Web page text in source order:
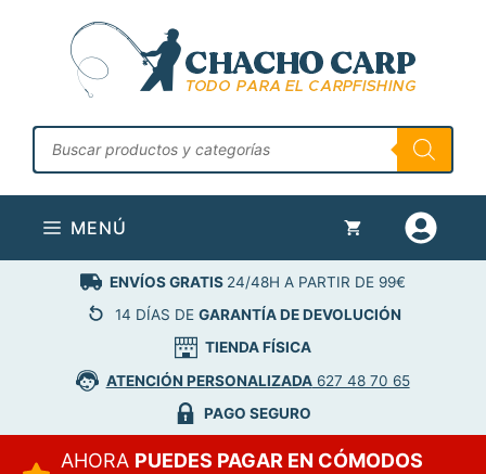
contenido
Búsqueda
de
productos
MENÚ
ENVÍOS GRATIS 24/48H A PARTIR DE 99€
14 DÍAS DE GARANTÍA DE DEVOLUCIÓN
TIENDA FÍSICA
ATENCIÓN PERSONALIZADA627 48 70 65
PAGO SEGURO
AHORA PUEDES PAGAR EN CÓMODOS